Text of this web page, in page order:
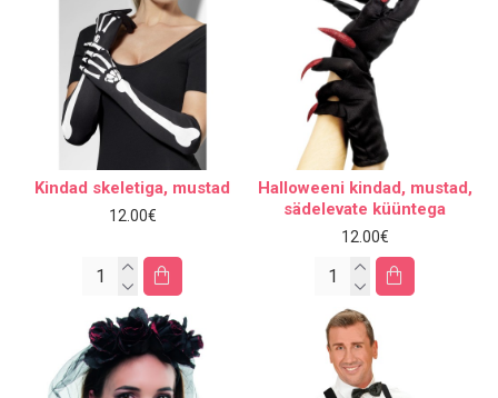
Kindad skeletiga, mustad
12.00€
Halloweeni kindad, mustad,
sädelevate küüntega
12.00€